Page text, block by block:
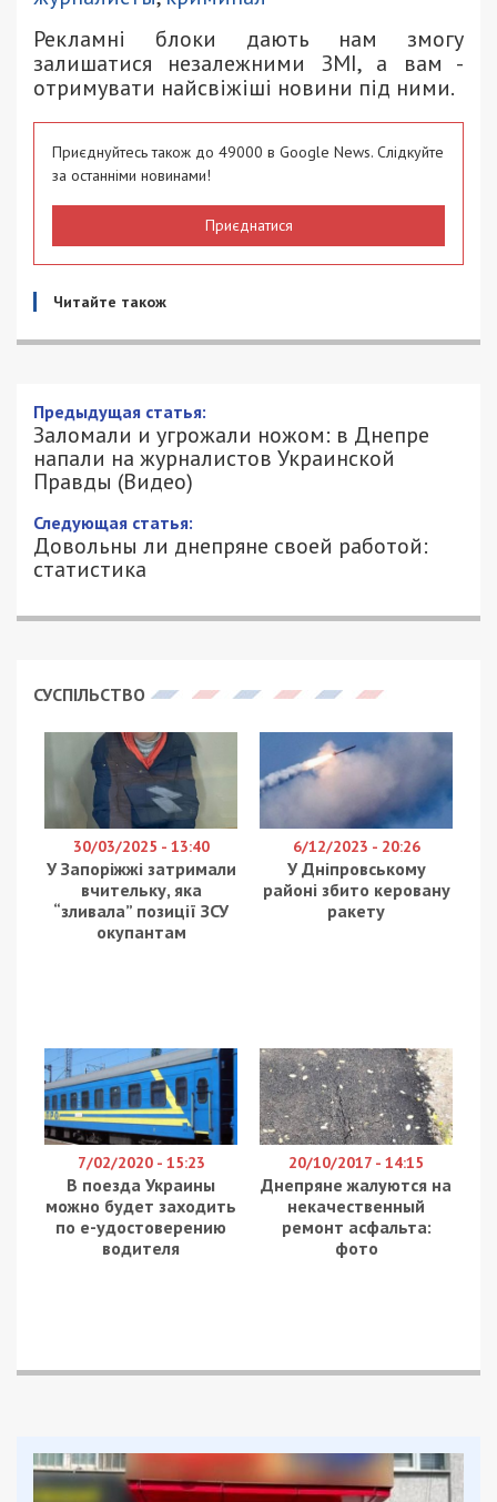
Рекламні блоки дають нам змогу
залишатися незалежними ЗМІ, а вам -
отримувати найсвіжіші новини під ними.
Приєднуйтесь також до 49000 в Google News. Слідкуйте
за останніми новинами!
Приєднатися
Читайте також
Заломали и угрожали ножом: в Днепре
напали на журналистов Украинской
Правды (Видео)
13/02/2022 - 18:10
ЕВГЕНТИЙ ГОЛЬДМАН - СПЕЦИАЛЬНО
ДЛЯ 49000.COM.UA
2434
В Днепре на территории VIP-терминала
Украинская Правда, сообщает 49000.com.ua.
Как сообщил руководитель департамента
расследований УП Михаил Ткач, к
видеооператору, который находился возле VIP-
терминала подошли неизвестные и потребовали
удалить видео. Когда же журналист отказался,
молодчик вытащил нож, пустив в ход
непрозрачные угрозы.
“Час назад возле вип-терминала аэропорта города
В то же время второй мужчина принялся
заламывать руки водителю съемочной группы.
Что примечательно, присутствовавшие на месте
правоохранители никак не препятствовали
действиям молодчиков.
По материалам:DniproTV